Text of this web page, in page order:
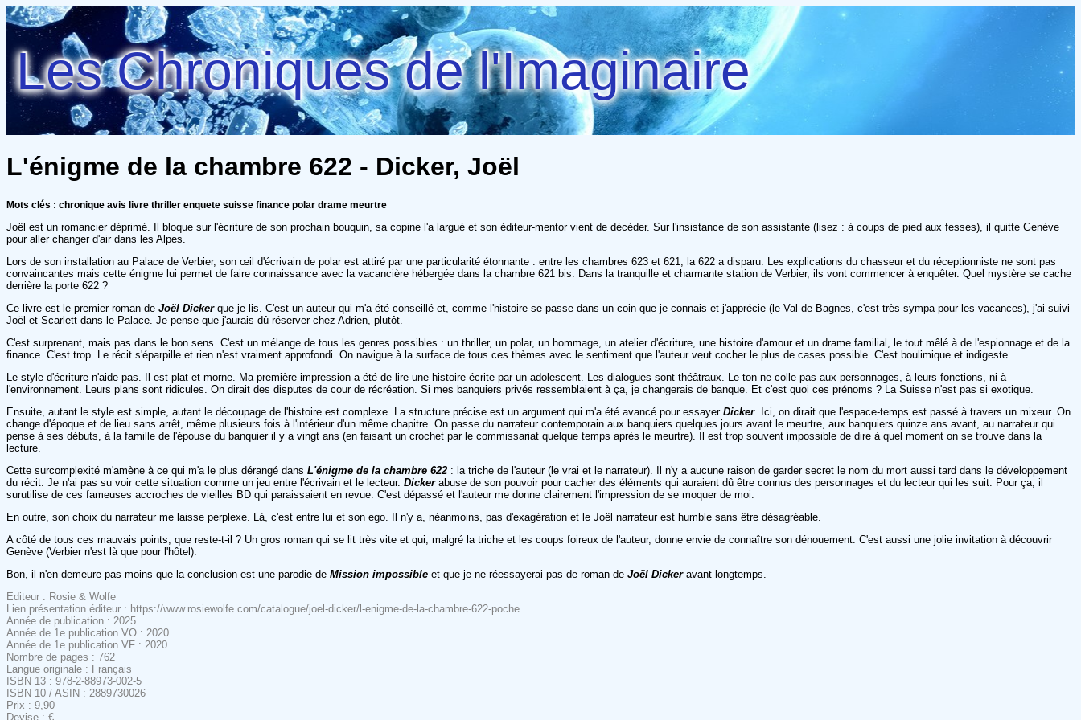
Les Chroniques de l'Imaginaire
L'énigme de la chambre 622 - Dicker, Joël
Mots clés : chronique avis livre thriller enquete suisse finance polar drame meurtre
Joël est un romancier déprimé. Il bloque sur l'écriture de son prochain bouquin, sa copine l'a largué et son éditeur-mentor vient de décéder. Sur l'insistance de son assistante (lisez : à coups de pied aux fesses), il quitte Genève
pour aller changer d'air dans les Alpes.
Lors de son installation au Palace de Verbier, son œil d'écrivain de polar est attiré par une particularité étonnante : entre les chambres 623 et 621, la 622 a disparu. Les explications du chasseur et du réceptionniste ne sont pas
convaincantes mais cette énigme lui permet de faire connaissance avec la vacancière hébergée dans la chambre 621 bis. Dans la tranquille et charmante station de Verbier, ils vont commencer à enquêter. Quel mystère se cache
derrière la porte 622 ?
Ce livre est le premier roman de Joël Dicker que je lis. C'est un auteur qui m'a été conseillé et, comme l'histoire se passe dans un coin que je connais et j'apprécie (le Val de Bagnes, c'est très sympa pour les vacances), j'ai suivi
Joël et Scarlett dans le Palace. Je pense que j'aurais dû réserver chez Adrien, plutôt.
C'est surprenant, mais pas dans le bon sens. C'est un mélange de tous les genres possibles : un thriller, un polar, un hommage, un atelier d'écriture, une histoire d'amour et un drame familial, le tout mêlé à de l'espionnage et de la
finance. C'est trop. Le récit s'éparpille et rien n'est vraiment approfondi. On navigue à la surface de tous ces thèmes avec le sentiment que l'auteur veut cocher le plus de cases possible. C'est boulimique et indigeste.
Le style d'écriture n'aide pas. Il est plat et morne. Ma première impression a été de lire une histoire écrite par un adolescent. Les dialogues sont théâtraux. Le ton ne colle pas aux personnages, à leurs fonctions, ni à
l'environnement. Leurs plans sont ridicules. On dirait des disputes de cour de récréation. Si mes banquiers privés ressemblaient à ça, je changerais de banque. Et c'est quoi ces prénoms ? La Suisse n'est pas si exotique.
Ensuite, autant le style est simple, autant le découpage de l'histoire est complexe. La structure précise est un argument qui m'a été avancé pour essayer Dicker. Ici, on dirait que l'espace-temps est passé à travers un mixeur. On
change d'époque et de lieu sans arrêt, même plusieurs fois à l'intérieur d'un même chapitre. On passe du narrateur contemporain aux banquiers quelques jours avant le meurtre, aux banquiers quinze ans avant, au narrateur qui
pense à ses débuts, à la famille de l'épouse du banquier il y a vingt ans (en faisant un crochet par le commissariat quelque temps après le meurtre). Il est trop souvent impossible de dire à quel moment on se trouve dans la
lecture.
Cette surcomplexité m'amène à ce qui m'a le plus dérangé dans L'énigme de la chambre 622 : la triche de l'auteur (le vrai et le narrateur). Il n'y a aucune raison de garder secret le nom du mort aussi tard dans le développement
du récit. Je n'ai pas su voir cette situation comme un jeu entre l'écrivain et le lecteur. Dicker abuse de son pouvoir pour cacher des éléments qui auraient dû être connus des personnages et du lecteur qui les suit. Pour ça, il
surutilise de ces fameuses accroches de vieilles BD qui paraissaient en revue. C'est dépassé et l'auteur me donne clairement l'impression de se moquer de moi.
En outre, son choix du narrateur me laisse perplexe. Là, c'est entre lui et son ego. Il n'y a, néanmoins, pas d'exagération et le Joël narrateur est humble sans être désagréable.
A côté de tous ces mauvais points, que reste-t-il ? Un gros roman qui se lit très vite et qui, malgré la triche et les coups foireux de l'auteur, donne envie de connaître son dénouement. C'est aussi une jolie invitation à découvrir
Genève (Verbier n'est là que pour l'hôtel).
Bon, il n'en demeure pas moins que la conclusion est une parodie de Mission impossible et que je ne réessayerai pas de roman de Joël Dicker avant longtemps.
Editeur : Rosie & Wolfe
Lien présentation éditeur : https://www.rosiewolfe.com/catalogue/joel-dicker/l-enigme-de-la-chambre-622-poche
Année de publication : 2025
Année de 1e publication VO : 2020
Année de 1e publication VF : 2020
Nombre de pages : 762
Langue originale : Français
ISBN 13 : 978-2-88973-002-5
ISBN 10 / ASIN : 2889730026
Prix : 9,90
Devise : €